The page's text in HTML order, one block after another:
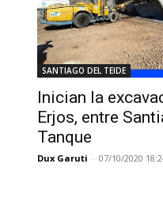
SANTIAGO DEL TEIDE
Inician la
Erjos, entre
Tanque
Dux Garuti - 07/10/2020